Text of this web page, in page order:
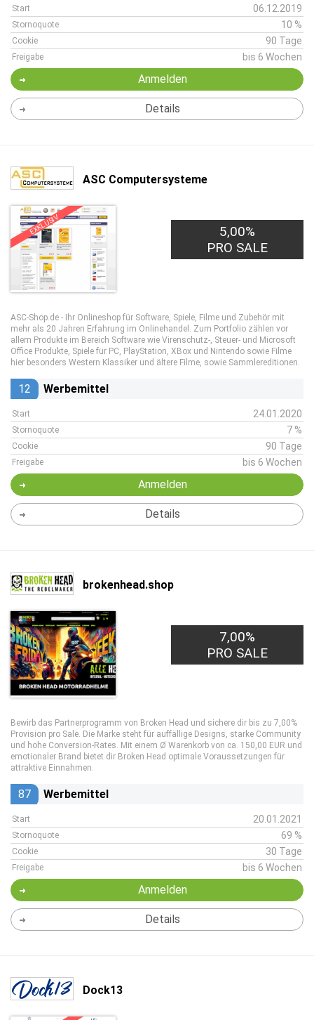
Start 06.12.2019
Stornoquote 10 %
Cookie 90 Tage
Freigabe bis 6 Wochen
Anmelden
Details
ASC Computersysteme
EXKLUSIV
5,00%
PRO SALE
ASC-Shop.de - Ihr Onlineshop für Software, Spiele, Filme und Zubehör mit
mehr als 20 Jahren Erfahrung im Onlinehandel. Zum Portfolio zählen vor
allem Produkte im Bereich Software wie Virenschutz-, Steuer- und Microsoft
Office Produkte, Spiele für PC, PlayStation, XBox und Nintendo sowie Filme
hier besonders Western Klassiker und ältere Filme, sowie Sammlereditionen.
12 Werbemittel
Start 24.01.2020
Stornoquote 7 %
Cookie 90 Tage
Freigabe bis 6 Wochen
Anmelden
Details
brokenhead.shop
7,00%
PRO SALE
Bewirb das Partnerprogramm von Broken Head und sichere dir bis zu 7,00%
Provision pro Sale. Die Marke steht für auffällige Designs, starke Community
und hohe Conversion-Rates. Mit einem Ø Warenkorb von ca. 150,00 EUR und
emotionaler Brand bietet dir Broken Head optimale Voraussetzungen für
attraktive Einnahmen.
87 Werbemittel
Start 20.01.2021
Stornoquote 69 %
Cookie 30 Tage
Freigabe bis 6 Wochen
Anmelden
Details
Dock13